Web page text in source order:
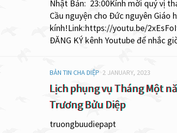
Nhật Bản: 23:00Kính mời quý vị
Cầu nguyện cho Đức nguyên Giáo
kính!Link:https://youtu.be/
ĐĂNG KÝ kênh Youtube để nhắc
BẢN TIN CHA DIỆP 2 JANUARY, 2023
Lịch phụng vụ Tháng Một
Trương Bửu Diệp
truongbuudiepapt